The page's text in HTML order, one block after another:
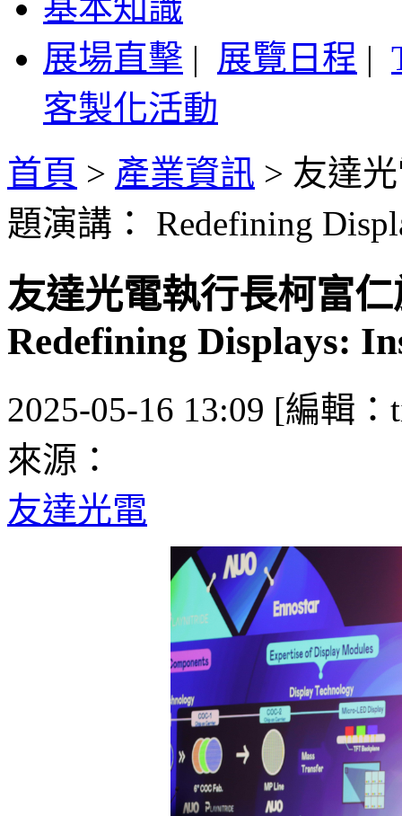
展場直擊 | 展覽日程 |
客製化活動
首頁 > 產業資訊 > 友達
題演講： Redefining
友達光電執行長柯富
Redefining Displays:
2025-05-16 13:09 [編輯：
來源：
友達光電